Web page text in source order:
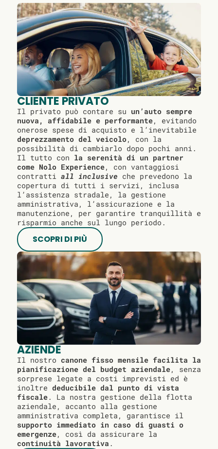
CLIENTE PRIVATO
Il privato può contare su un’auto sempre
nuova, affidabile e performante, evitando
onerose spese di acquisto e l’inevitabile
deprezzamento del veicolo, con la
possibilità di cambiarlo dopo pochi anni.
Il tutto con la serenità di un partner
come Nolo Experience, con vantaggiosi
contratti all inclusive che prevedono la
copertura di tutti i servizi, inclusa
l’assistenza stradale, la gestione
amministrativa, l’assicurazione e la
manutenzione, per garantire tranquillità e
risparmio anche sul lungo periodo.
SCOPRI DI PIÙ
AZIENDE
Il nostro canone fisso mensile facilita la
pianificazione del budget aziendale, senza
sorprese legate a costi imprevisti ed è
inoltre deducibile dal punto di vista
fiscale. La nostra gestione della flotta
aziendale, accanto alla gestione
amministrativa completa, garantisce il
supporto immediato in caso di guasti o
emergenze, così da assicurare la
continuità lavorativa .